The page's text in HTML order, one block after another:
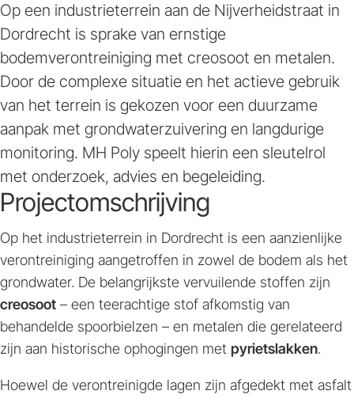
Op een industrieterrein aan de Nijverheidstraat in
Dordrecht is sprake van ernstige
bodemverontreiniging met creosoot en metalen.
Door de complexe situatie en het actieve gebruik
van het terrein is gekozen voor een duurzame
aanpak met grondwaterzuivering en langdurige
monitoring. MH Poly speelt hierin een sleutelrol
met onderzoek, advies en begeleiding.
Projectomschrijving
Op het industrieterrein in Dordrecht is een aanzienlijke
verontreiniging aangetroffen in zowel de bodem als het
grondwater. De belangrijkste vervuilende stoffen zijn
creosoot – een teerachtige stof afkomstig van
behandelde spoorbielzen – en metalen die gerelateerd
zijn aan historische ophogingen met pyrietslakken.
Hoewel de verontreinigde lagen zijn afgedekt met asfalt